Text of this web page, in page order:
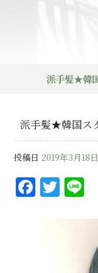
派手髪★韓
派手髪★韓国ス
投稿日 2019年3月18日
F
a
T
w
it e